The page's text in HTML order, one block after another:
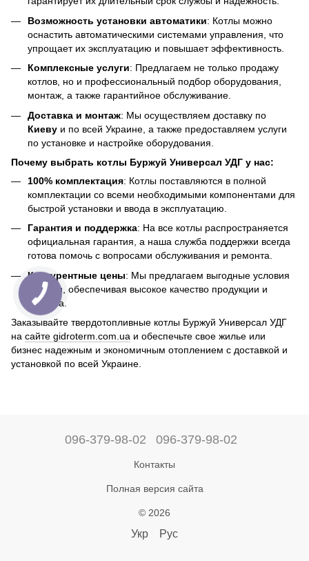
Возможность установки автоматики: Котлы можно
оснастить автоматическими системами управления, что
упрощает их эксплуатацию и повышает эффективность.
Комплексные услуги: Предлагаем не только продажу
котлов, но и профессиональный подбор оборудования,
монтаж, а также гарантийное обслуживание.
Доставка и монтаж: Мы осуществляем доставку по
Киеву и по всей Украине, а также предоставляем услуги
по установке и настройке оборудования.
Почему выбрать котлы Буржуй Универсал УДГ у нас:
100% комплектация: Котлы поставляются в полной
комплектации со всеми необходимыми компонентами для
быстрой установки и ввода в эксплуатацию.
Гарантия и поддержка: На все котлы распространяется
официальная гарантия, а наша служба поддержки всегда
готова помочь с вопросами обслуживания и ремонта.
Конкурентные цены: Мы предлагаем выгодные условия
покупки, обеспечивая высокое качество продукции и
сервиса.
Заказывайте твердотопливные котлы Буржуй Универсал УДГ
на сайте gidroterm.com.ua и обеспечьте свое жилье или
бизнес надежным и экономичным отоплением с доставкой и
установкой по всей Украине.
096-379-98-02 096-379-98-02
Контакты
Полная версия сайта
© 2026
Укр Рус